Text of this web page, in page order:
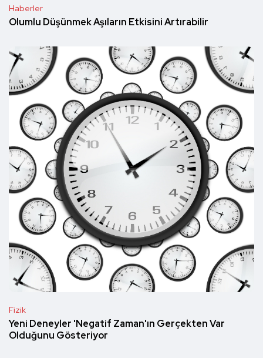
Haberler
Olumlu Düşünmek Aşıların Etkisini Artırabilir
Fizik
Yeni Deneyler 'Negatif Zaman'ın Gerçekten Var
Olduğunu Gösteriyor